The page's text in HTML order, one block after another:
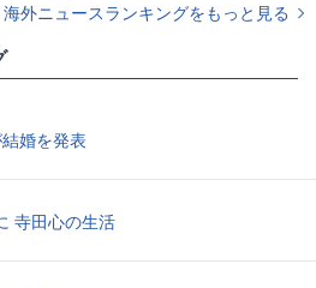
海外ニュースランキングをもっと見る
婚を発表
寺田心の生活